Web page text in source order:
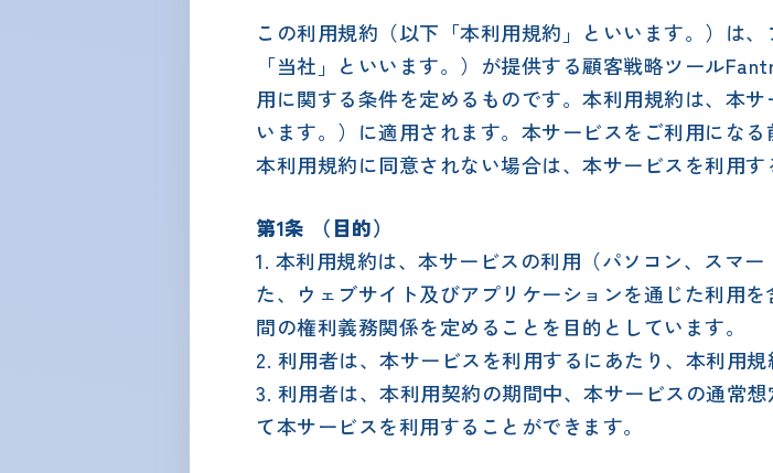
この利用規約（以下「本利用規約」といいます。）は
「当社」といいます。）が提供する顧客戦略ツール
用に関する条件を定めるものです。本利用規約は、本
います。）に適用されます。本サービスをご利用にな
本利用規約に同意されない場合は、本サービスを利用す
第1条 （目的）
1. 本利用規約は、本サービスの利用（パソコン、スマ
た、ウェブサイト及びアプリケーションを通じた利用
間の権利義務関係を定めることを目的としています。
2. 利用者は、本サービスを利用するにあたり、本利用規
3. 利用者は、本利用契約の期間中、本サービスの通常
て本サービスを利用することができます。